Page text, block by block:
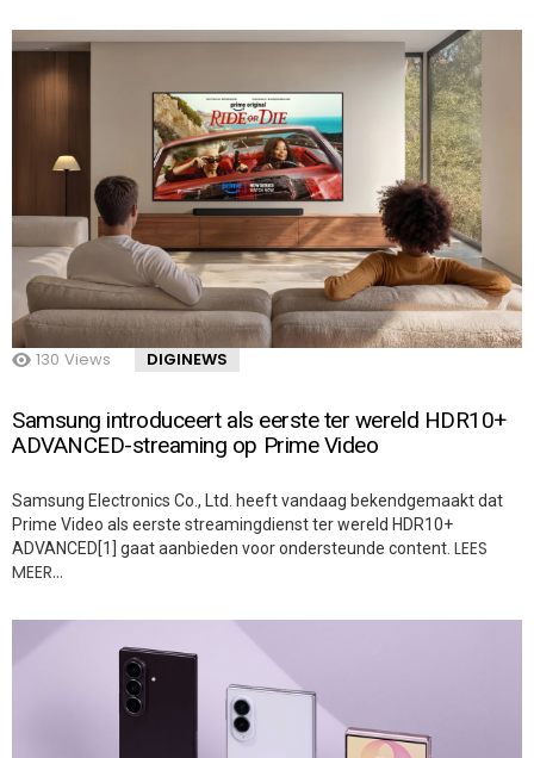
130 Views DIGINEWS
Samsung introduceert als eerste ter wereld HDR10+
ADVANCED-streaming op Prime Video
Samsung Electronics Co., Ltd. heeft vandaag bekendgemaakt dat
Prime Video als eerste streamingdienst ter wereld HDR10+
ADVANCED[1] gaat aanbieden voor ondersteunde content. LEES
MEER…